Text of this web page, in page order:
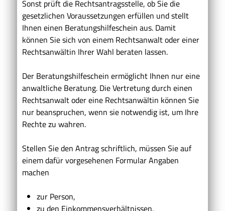
Sonst prüft die Rechtsantragsstelle, ob Sie die
gesetzlichen Voraussetzungen erfüllen und stellt
Ihnen einen Beratungshilfeschein aus. Damit
können Sie sich von einem Rechtsanwalt oder einer
Rechtsanwältin Ihrer Wahl beraten lassen.
Der Beratungshilfeschein ermöglicht Ihnen nur eine
anwaltliche Beratung. Die Vertretung durch einen
Rechtsanwalt oder eine Rechtsanwältin können Sie
nur beanspruchen, wenn sie notwendig ist, um Ihre
Rechte zu wahren.
Stellen Sie den Antrag schriftlich, müssen Sie auf
einem dafür vorgesehenen Formular Angaben
machen
zur Person,
zu den Einkommensverhältnissen,